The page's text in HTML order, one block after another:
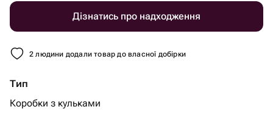
Дізнатись про надходження
2 людини додали товар до власної добірки
Тип
Коробки з кульками